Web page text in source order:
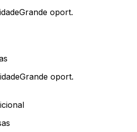
Grande oport.
Grande oport.